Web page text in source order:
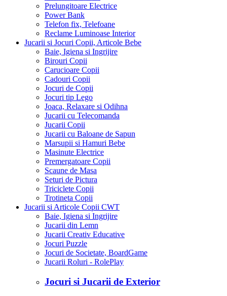
Prelungitoare Electrice
Power Bank
Telefon fix, Telefoane
Reclame Luminoase Interior
Jucarii si Jocuri Copii, Articole Bebe
Baie, Igiena si Ingrijire
Birouri Copii
Carucioare Copii
Cadouri Copii
Jocuri de Copii
Jocuri tip Lego
Joaca, Relaxare si Odihna
Jucarii cu Telecomanda
Jucarii Copii
Jucarii cu Baloane de Sapun
Marsupii si Hamuri Bebe
Masinute Electrice
Premergatoare Copii
Scaune de Masa
Seturi de Pictura
Triciclete Copii
Trotineta Copii
Jucarii si Articole Copii CWT
Baie, Igiena si Ingrijire
Jucarii din Lemn
Jucarii Creativ Educative
Jocuri Puzzle
Jocuri de Societate, BoardGame
Jucarii Roluri - RolePlay
Jocuri si Jucarii de Exterior